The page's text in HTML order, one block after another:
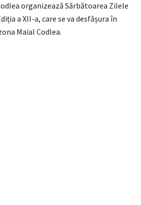
organizează Sărbătoarea Zilele
a XII-a, care se va desfășura în
Maial Codlea.